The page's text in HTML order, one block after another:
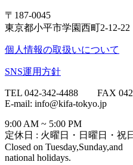
〒187-0045
東京都小平市学園西町2-12-
個人情報の取扱いについて
SNS運用方針
TEL 042-342-4488 FAX
E-mail: info@kifa-tokyo.jp
9:00 AM ~ 5:00 PM
定休日 : 火曜日・日曜日・祝日
Closed on Tuesday,Sunday,and
national holidays.